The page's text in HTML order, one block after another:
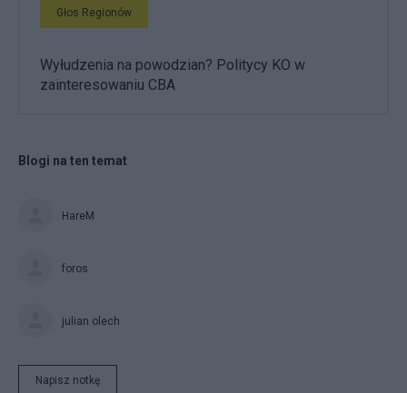
Głos Regionów
Wyłudzenia na powodzian? Politycy KO w
zainteresowaniu CBA
Blogi na ten temat
HareM
foros
julian olech
Napisz notkę